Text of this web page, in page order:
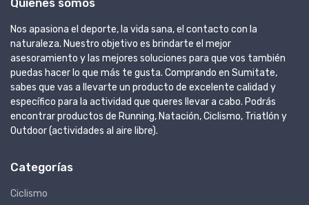
Nos apasiona el deporte, la vida sana, el contacto con la
naturaleza. Nuestro objetivo es brindarte el mejor
asesoramiento y las mejores soluciones para que vos también
puedas hacer lo que más te gusta. Comprando en Sumitate,
sabes que vas a llevarte un producto de excelente calidad y
específico para la actividad que queres llevar a cabo. Podrás
encontrar productos de Running, Natación, Ciclismo, Triatlón y
Outdoor (actividades al aire libre).
Categorías
Ciclismo